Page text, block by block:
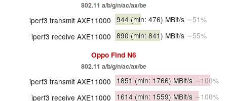
802.11 a/​b/​g/​n/​ac/​ax/​be
iperf3 transmit AXE11000 944 (min: 476) MBit/s ∼51%
iperf3 receive AXE11000 890 (min: 841) MBit/s ∼55%
Oppo Find N6
802.11 a/​b/​g/​n/​ac/​ax/​be
iperf3 transmit AXE11000 1851 (min: 1766) MBit/s ∼100%
iperf3 receive AXE11000
1614 (min: 1559) MBit/s ∼100%